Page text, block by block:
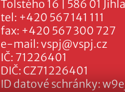
Tolstého 16 | 586 01
tel: +420 567 141 111
fax: +420 567 300 727
e-mail:vspj@vspj.cz
IČ: 71226401
DIČ: CZ71226401
ID datové schránky: